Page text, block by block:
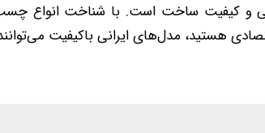
و کیفیت ساخت است. با شناخت انواع
هستید، مدل‌های ایرانی باکیفیت